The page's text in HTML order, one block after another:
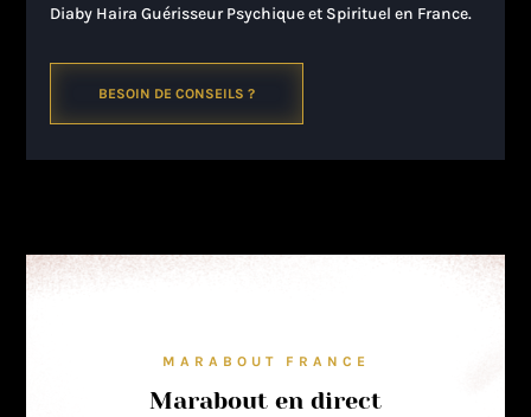
Diaby Haira Guérisseur Psychique et Spirituel en France.
BESOIN DE CONSEILS ?
MARABOUT FRANCE
Marabout en direct